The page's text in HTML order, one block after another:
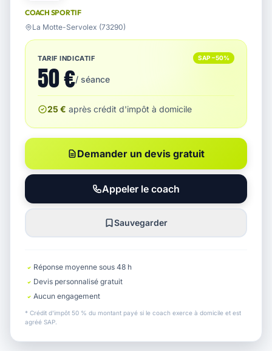
COACH SPORTIF
La Motte-Servolex (73290)
TARIF INDICATIF SAP −50%
50 €/ séance
25 € après crédit d'impôt à domicile
Demander un devis gratuit
Appeler le coach
Sauvegarder
Réponse moyenne sous 48 h
Devis personnalisé gratuit
Aucun engagement
* Crédit d'impôt 50 % du montant payé si le coach exerce à domicile et est
agréé SAP.